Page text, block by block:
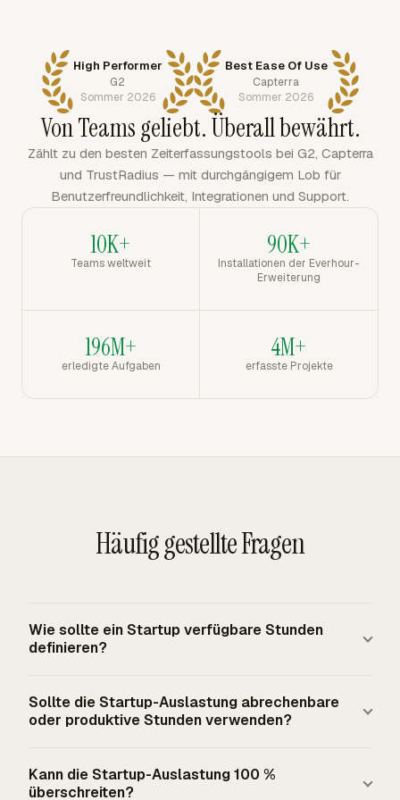
High Performer
G2
Sommer 2026
Best Ease Of Use
Capterra
Sommer 2026
Von Teams geliebt. Überall bewährt.
Zählt zu den besten Zeiterfassungstools bei G2, Capterra
und TrustRadius — mit durchgängigem Lob für
Benutzerfreundlichkeit, Integrationen und Support.
10K+
Teams weltweit
90K+
Installationen der Everhour-
Erweiterung
196M+
erledigte Aufgaben
4M+
erfasste Projekte
Häufig gestellte Fragen
Wie sollte ein Startup verfügbare Stunden
definieren?
Zweck definieren. Fixe Kapazität verwendet geplante
Arbeitsstunden, etwa 40 Stunden pro Woche.
und andere Abwesenheitsstunden ab. Kapazität auf
Sollte die Startup-Auslastung abrechenbare
oder produktive Stunden verwenden?
Beratungsteams sollten in der Regel abrechenbare
Kann die Startup-Auslastung 100 %
überschreiten?